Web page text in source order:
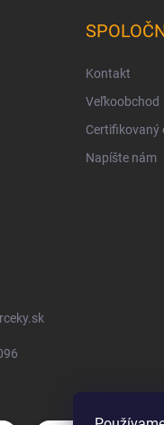
Kontakt
Veľkoobchod
Certifikovaný
Napíšte nám